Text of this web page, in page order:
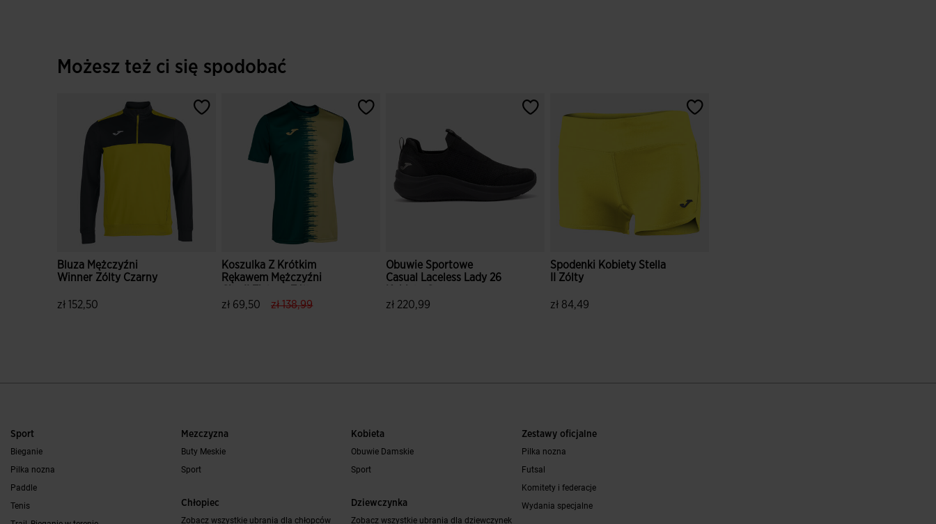
Możesz też ci się spodobać
Bluza Mężczyźni
Winner Zólty Czarny
zł 152,50
Koszulka Z Krótkim
Rękawem Mężczyźni
zł 69,50
label.price.reduced.from
zł 138,99label.price.to
Obuwie Sportowe
Casual Laceless Lady 26
zł 220,99
Spodenki Kobiety Stella
II Zólty
zł 84,49
Sport
Bieganie
Pilka nozna
Paddle
Tenis
Mezczyzna
Buty Meskie
Sport
Chłopiec
Zobacz wszystkie ubrania dla chłopców
Kobieta
Obuwie Damskie
Sport
Dziewczynka
Zobacz wszystkie ubrania dla dziewczynek
Zestawy oficjalne
Pilka nozna
Futsal
Komitety i federacje
Wydania specjalne